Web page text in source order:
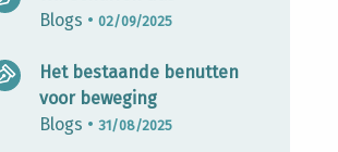
Blogs •02/09/2025
Het bestaande benutten
voor beweging
Blogs •31/08/2025